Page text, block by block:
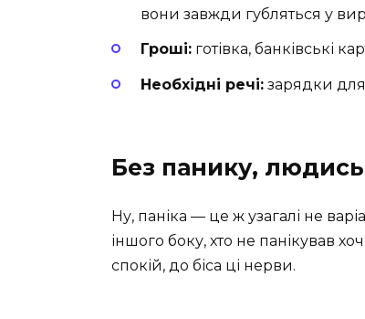
вони завжди губляться у
Гроші: готівка, банківські
Необхідні речі: зарядки для
Без панику,
Ну, паніка — це ж узагалі не
іншого боку, хто не панікував
спокій, до біса ці нерви.